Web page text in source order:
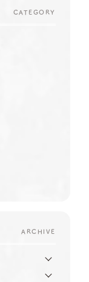
CATEGORY
ARCHIVE